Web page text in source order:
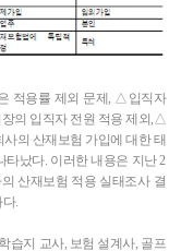
적용률 제외 문제, △입직자
의 입직자 전원 적용 제외,△
의 산재보험 가입에 대한 태
났다. 이러한 내용은 지난 2
산재보험 적용 실태조사 결
.
습지 교사, 보험 설계사, 골프